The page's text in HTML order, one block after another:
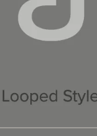
นวด
นวด